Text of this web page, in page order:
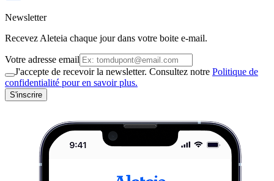
Newsletter
Recevez Aleteia chaque jour dans votre boite e-mail.
Votre adresse email
J'accepte de recevoir la newsletter. Consultez notre Politique de
confidentialité pour en savoir plus.
S'inscrire